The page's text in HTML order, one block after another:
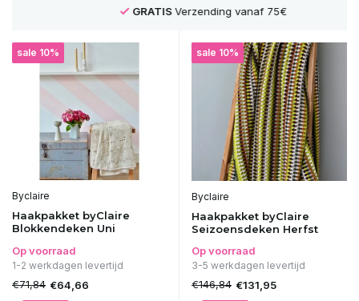
GRATISVerzending vanaf 75€
sale 10%
Byclaire
Haakpakket byClaire
Blokkendeken Uni
Op voorraad
1-2 werkdagen levertijd
€71,84 €64,66
sale 10%
Byclaire
Haakpakket byClaire
Seizoensdeken Herfst
Op voorraad
3-5 werkdagen levertijd
€146,84 €131,95